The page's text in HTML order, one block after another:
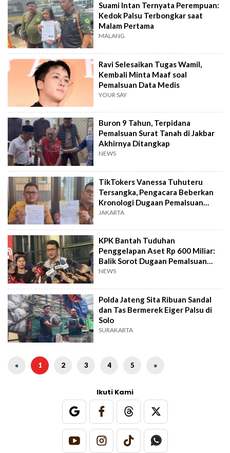
Suami Intan Ternyata Perempuan:
Kedok Palsu Terbongkar saat
Malam Pertama
MALANG
Ravi Selesaikan Tugas Wamil,
Kembali Minta Maaf soal
Pemalsuan Data Medis
YOUR SAY
Buron 9 Tahun, Terpidana
Pemalsuan Surat Tanah di Jakbar
Akhirnya Ditangkap
NEWS
TikTokers Vanessa Tuhuteru
Tersangka, Pengacara Beberkan
Kronologi Dugaan Pemalsuan
Identitas
JAKARTA
KPK Bantah Tuduhan
Penggelapan Aset Rp 600 Miliar:
Balik Sorot Dugaan Pemalsuan
Dokumen Sitaan
NEWS
Polda Jateng Sita Ribuan Sandal
dan Tas Bermerek Eiger Palsu di
Solo
SURAKARTA
« 1 2 3 4 5 »
Ikuti Kami